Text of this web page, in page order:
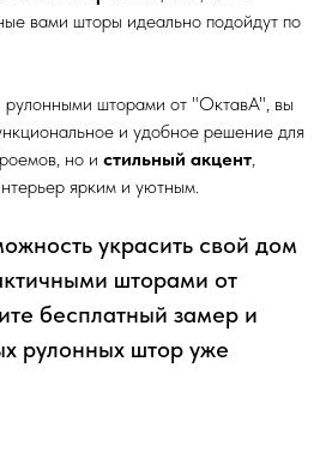
вами шторы идеально подойдут по
рулонными шторами от "ОктавА", вы
и удобное решение для
но и стильный акцент,
ярким и уютным.
украсить свой дом
шторами от
бесплатный замер и
рулонных штор уже